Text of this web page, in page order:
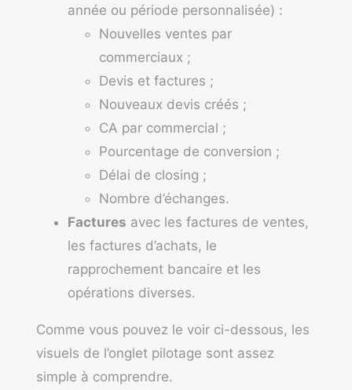
année ou période personnalisée) :
Nouvelles ventes par
commerciaux ;
Devis et factures ;
Nouveaux devis créés ;
CA par commercial ;
Pourcentage de conversion ;
Délai de closing ;
Nombre d’échanges.
Factures avec les factures de ventes,
les factures d’achats, le
rapprochement bancaire et les
opérations diverses.
Comme vous pouvez le voir ci-dessous, les
visuels de l’onglet pilotage sont assez
simple à comprendre.